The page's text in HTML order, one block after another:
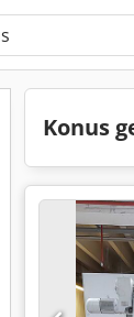
Konus